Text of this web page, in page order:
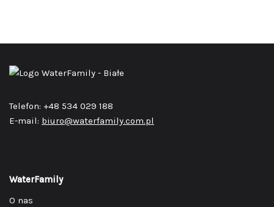
Telefon: +48 534 029 188
E-mail: biuro@waterfamily.com.pl
WaterFamily
O nas